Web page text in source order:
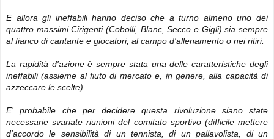
E allora gli ineffabili hanno deciso che a turno almeno uno dei
quattro massimi Cirigenti (Cobolli, Blanc, Secco e Gigli) sia sempre
al fianco di cantante e giocatori, al campo d'allenamento o nei ritiri.
La rapidità d'azione è sempre stata una delle caratteristiche degli
ineffabili (assieme al fiuto di mercato e, in genere, alla capacità di
azzeccare le scelte).
E' probabile che per decidere questa rivoluzione siano state
necessarie svariate riunioni del comitato sportivo (difficile mettere
d'accordo le sensibilità di un tennista, di un pallavolista, di un